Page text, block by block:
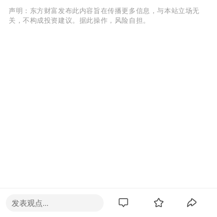
声明：东方财富发布此内容旨在传播更多信息，与本站立场无
关，不构成投资建议。据此操作，风险自担。
发表观点...